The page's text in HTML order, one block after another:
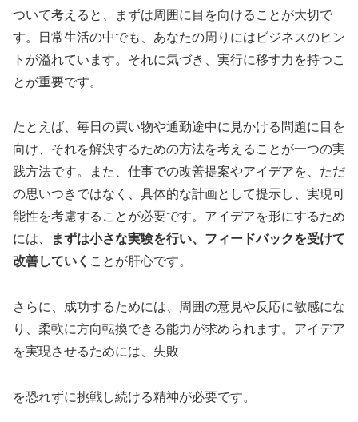
ついて考えると、まずは周囲に目を向けることが大切で
す。日常生活の中でも、あなたの周りにはビジネスのヒン
トが溢れています。それに気づき、実行に移す力を持つこ
とが重要です。
たとえば、毎日の買い物や通勤途中に見かける問題に目を
向け、それを解決するための方法を考えることが一つの実
践方法です。また、仕事での改善提案やアイデアを、ただ
の思いつきではなく、具体的な計画として提示し、実現可
能性を考慮することが必要です。アイデアを形にするため
には、
まずは小さな実験を行い、フィードバックを受けて
改善していく ことが肝心です。
さらに、成功するためには、周囲の意見や反応に敏感にな
り、柔軟に方向転換できる能力が求められます。アイデア
を実現させるためには、失敗
を恐れずに挑戦し続ける精神が必要です。